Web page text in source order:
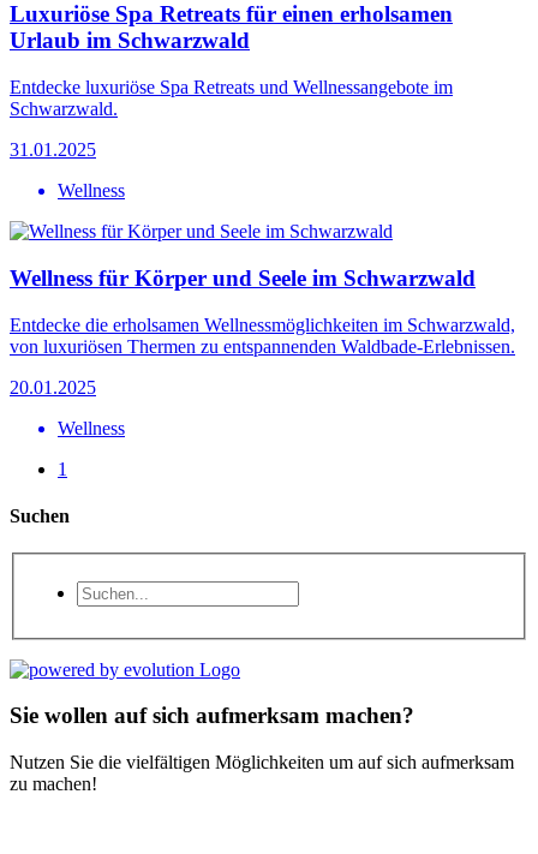
Luxuriöse Spa Retreats für einen erholsamen
Urlaub im Schwarzwald
Entdecke luxuriöse Spa Retreats und Wellnessangebote im
Schwarzwald.
31.01.2025
Wellness
Wellness für Körper und Seele im Schwarzwald
Entdecke die erholsamen Wellnessmöglichkeiten im Schwarzwald,
von luxuriösen Thermen zu entspannenden Waldbade-Erlebnissen.
20.01.2025
Wellness
1
Suchen
Sie wollen auf sich aufmerksam machen?
Nutzen Sie die vielfältigen Möglichkeiten um auf sich aufmerksam
zu machen!